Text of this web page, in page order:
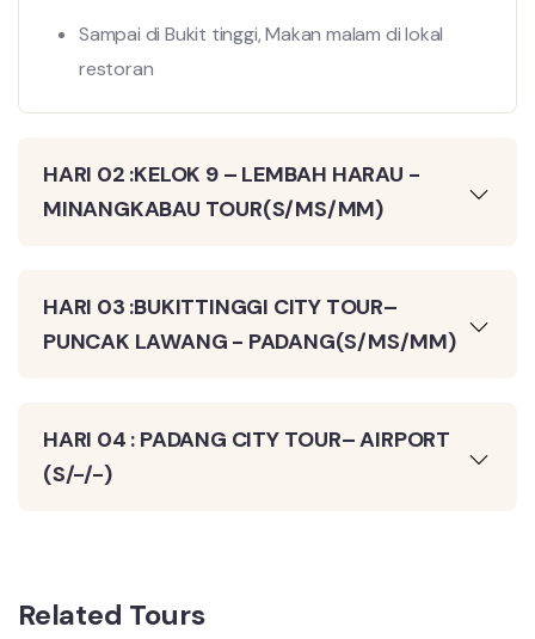
Sampai di Bukit tinggi, Makan malam di lokal
restoran
HARI 02 :KELOK 9 – LEMBAH HARAU -
MINANGKABAU TOUR(S/MS/MM)
HARI 03 :BUKITTINGGI CITY TOUR–
PUNCAK LAWANG - PADANG(S/MS/MM)
HARI 04 : PADANG CITY TOUR– AIRPORT
(S/-/-)
Related Tours